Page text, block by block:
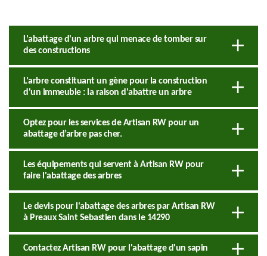
L'abattage d'un arbre qui menace de tomber sur
des constructions
L'arbre constituant un gène pour la construction
d'un immeuble : la raison d'abattre un arbre
Optez pour les services de Artisan RW pour un
abattage d’arbre pas cher.
Les équipements qui servent à Artisan RW pour
faire l'abattage des arbres
Le devis pour l'abattage des arbres par Artisan RW
à Preaux Saint Sebastien dans le 14290
Contactez Artisan RW pour l'abattage d'un sapin